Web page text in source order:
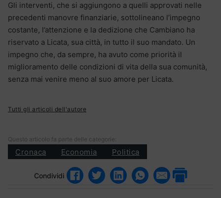
Gli interventi, che si aggiungono a quelli approvati nelle
precedenti manovre finanziarie, sottolineano l’impegno
costante, l’attenzione e la dedizione che Cambiano ha
riservato a Licata, sua città, in tutto il suo mandato. Un
impegno che, da sempre, ha avuto come priorità il
miglioramento delle condizioni di vita della sua comunità,
senza mai venire meno al suo amore per Licata.
Tutti gli articoli dell'autore
Questo articolo fa parte delle categorie:
Cronaca Economia Politica
Condividi